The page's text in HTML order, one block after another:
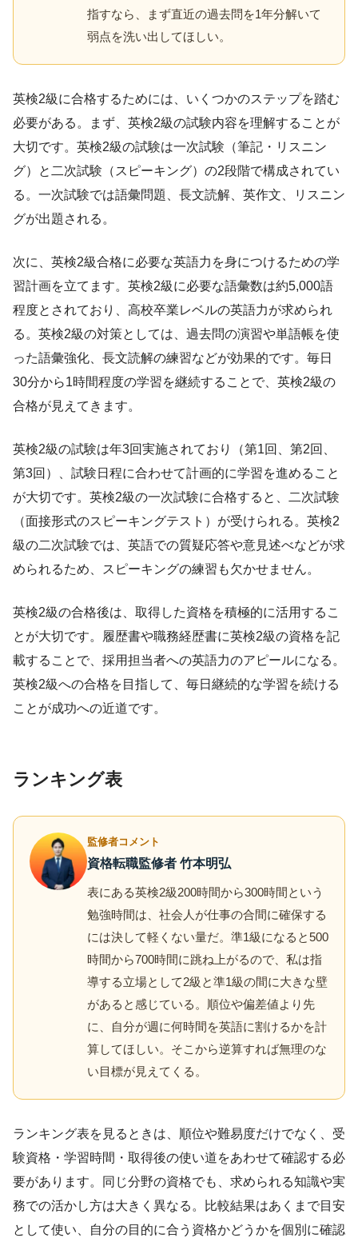
指すなら、まず直近の過去問を1年分解いて
弱点を洗い出してほしい。
英検2級に合格するためには、いくつかのステップを踏む
必要がある。まず、英検2級の試験内容を理解することが
大切です。英検2級の試験は一次試験（筆記・リスニン
グ）と二次試験（スピーキング）の2段階で構成されてい
る。一次試験では語彙問題、長文読解、英作文、リスニン
グが出題される。
次に、英検2級合格に必要な英語力を身につけるための学
習計画を立てます。英検2級に必要な語彙数は約5,000語
程度とされており、高校卒業レベルの英語力が求められ
る。英検2級の対策としては、過去問の演習や単語帳を使
った語彙強化、長文読解の練習などが効果的です。毎日
30分から1時間程度の学習を継続することで、英検2級の
合格が見えてきます。
英検2級の試験は年3回実施されており（第1回、第2回、
第3回）、試験日程に合わせて計画的に学習を進めること
が大切です。英検2級の一次試験に合格すると、二次試験
（面接形式のスピーキングテスト）が受けられる。英検2
級の二次試験では、英語での質疑応答や意見述べなどが求
められるため、スピーキングの練習も欠かせません。
英検2級の合格後は、取得した資格を積極的に活用するこ
とが大切です。履歴書や職務経歴書に英検2級の資格を記
載することで、採用担当者への英語力のアピールになる。
英検2級への合格を目指して、毎日継続的な学習を続ける
ことが成功への近道です。
ランキング表
監修者コメント
資格転職監修者 竹本明弘
表にある英検2級200時間から300時間という
勉強時間は、社会人が仕事の合間に確保する
には決して軽くない量だ。準1級になると500
時間から700時間に跳ね上がるので、私は指
導する立場として2級と準1級の間に大きな壁
があると感じている。順位や偏差値より先
に、自分が週に何時間を英語に割けるかを計
算してほしい。そこから逆算すれば無理のな
い目標が見えてくる。
ランキング表を見るときは、順位や難易度だけでなく、受
験資格・学習時間・取得後の使い道をあわせて確認する必
要があります。同じ分野の資格でも、求められる知識や実
務での活かし方は大きく異なる。比較結果はあくまで目安
として使い、自分の目的に合う資格かどうかを個別に確認